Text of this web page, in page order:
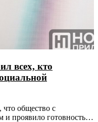
всех, кто
общество с
и проявило готовность